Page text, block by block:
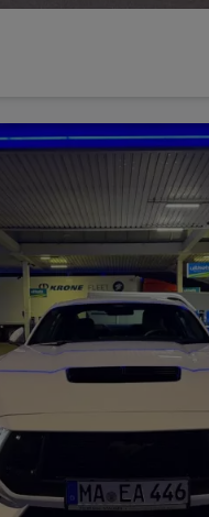
Corvette